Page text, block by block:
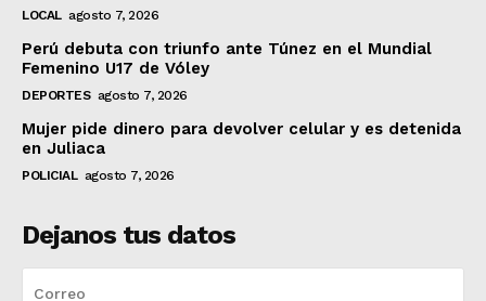
LOCAL agosto 7, 2026
Perú debuta con triunfo ante Túnez en el Mundial
Femenino U17 de Vóley
DEPORTES agosto 7, 2026
Mujer pide dinero para devolver celular y es detenida
en Juliaca
POLICIAL agosto 7, 2026
Dejanos tus datos